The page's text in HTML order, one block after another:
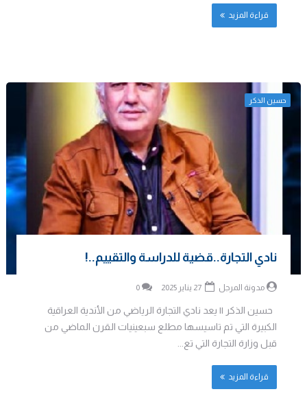
قراءة المزيد
حسين الذكر
نادي التجارة..قضية للدراسة والتقييم..!
مدونة المرجل 0
حسين الذكر || يعد نادي التجارة الرياضي من الأندية العراقية
الكبيرة التي تم تاسيسها مطلع سبعينيات القرن الماضي من
قبل وزارة التجارة التي تع...
قراءة المزيد